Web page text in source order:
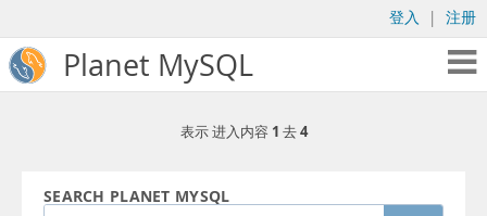
登入 | 注册
Planet MySQL
表示 进入内容 1 去4
SEARCH PLANET MYSQL